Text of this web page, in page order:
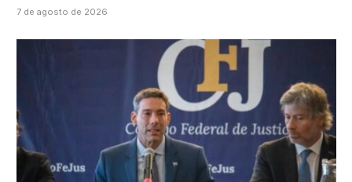
7 de agosto de 2026